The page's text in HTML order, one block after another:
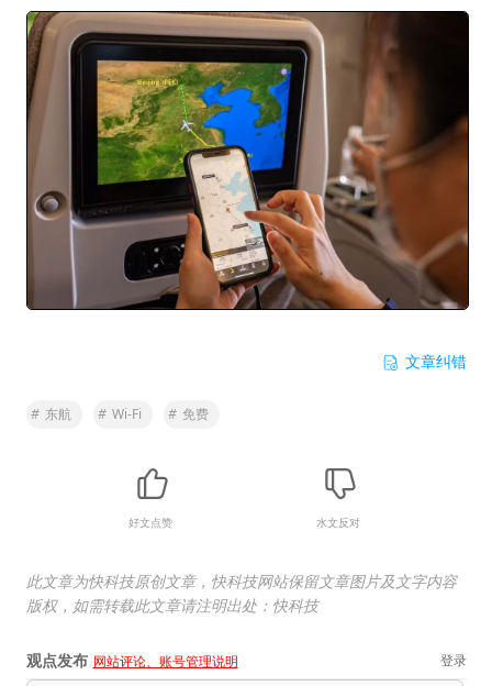
文章纠错
# 东航 # Wi-Fi # 免费
好文点赞 水文反对
此文章为快科技原创文章，快科技网站保留文章图片及文字内容
版权，如需转载此文章请注明出处：快科技
观点发布 网站评论、账号管理说明 登录